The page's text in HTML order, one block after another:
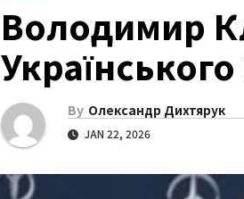
Володимир
By Олександр Дихтярук
JAN 22, 2026